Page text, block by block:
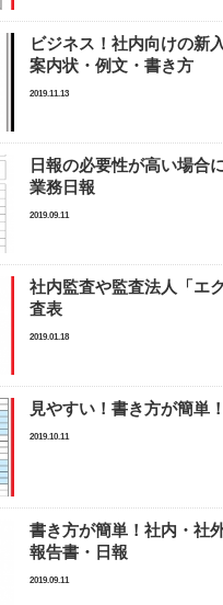
ビジネス！社内向けの新
案内状・例文・書き方
2019.11.13
日報の必要性が高い場合
業務日報
2019.09.11
社内監査や監査法人「エ
査表
2019.01.18
見やすい！書き方が簡単
2019.10.11
書き方が簡単！社内・社
報告書・日報
2019.09.11